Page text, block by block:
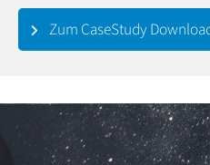
Zum CaseStudy